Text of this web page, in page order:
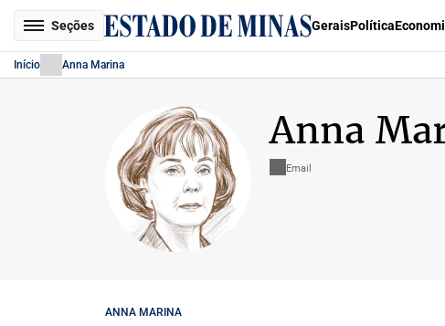
Seções GeraisPolítica
Início Anna Marina
Anna
Email
ANNA MARINA